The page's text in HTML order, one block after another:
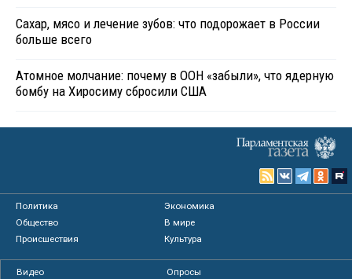
Сахар, мясо и лечение зубов: что подорожает в России
больше всего
Атомное молчание: почему в ООН «забыли», что ядерную
бомбу на Хиросиму сбросили США
Политика
Экономика
Общество
В мире
Происшествия
Культура
Видео
Опросы